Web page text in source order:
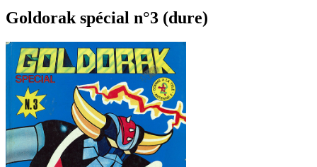
Goldorak spécial n°3 (dure)